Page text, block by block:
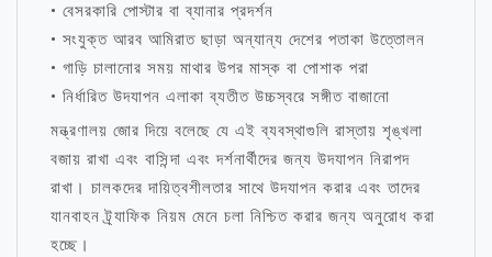
• বেসরকারি পোস্টার বা ব্যানার প্রদর্শন
• সংযুক্ত আরব আমিরাত ছাড়া অন্যান্য দেশের পতাকা উত্তোলন
• গাড়ি চালানোর সময় মাথার উপর মাস্ক বা পোশাক পরা
• নির্ধারিত উদযাপন এলাকা ব্যতীত উচ্চস্বরে সঙ্গীত বাজানো
মন্ত্রণালয় জোর দিয়ে বলেছে যে এই ব্যবস্থাগুলি রাস্তায় শৃঙ্খলা
বজায় রাখা এবং বাসিন্দা এবং দর্শনার্থীদের জন্য উদযাপন নিরাপদ
রাখা। চালকদের দায়িত্বশীলতার সাথে উদযাপন করার এবং তাদের
যানবাহন ট্র্যাফিক নিয়ম মেনে চলা নিশ্চিত করার জন্য অনুরোধ করা
হচ্ছে।